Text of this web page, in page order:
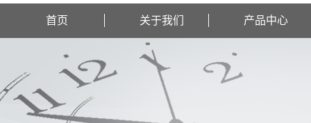
首页 关于我们 产品中心